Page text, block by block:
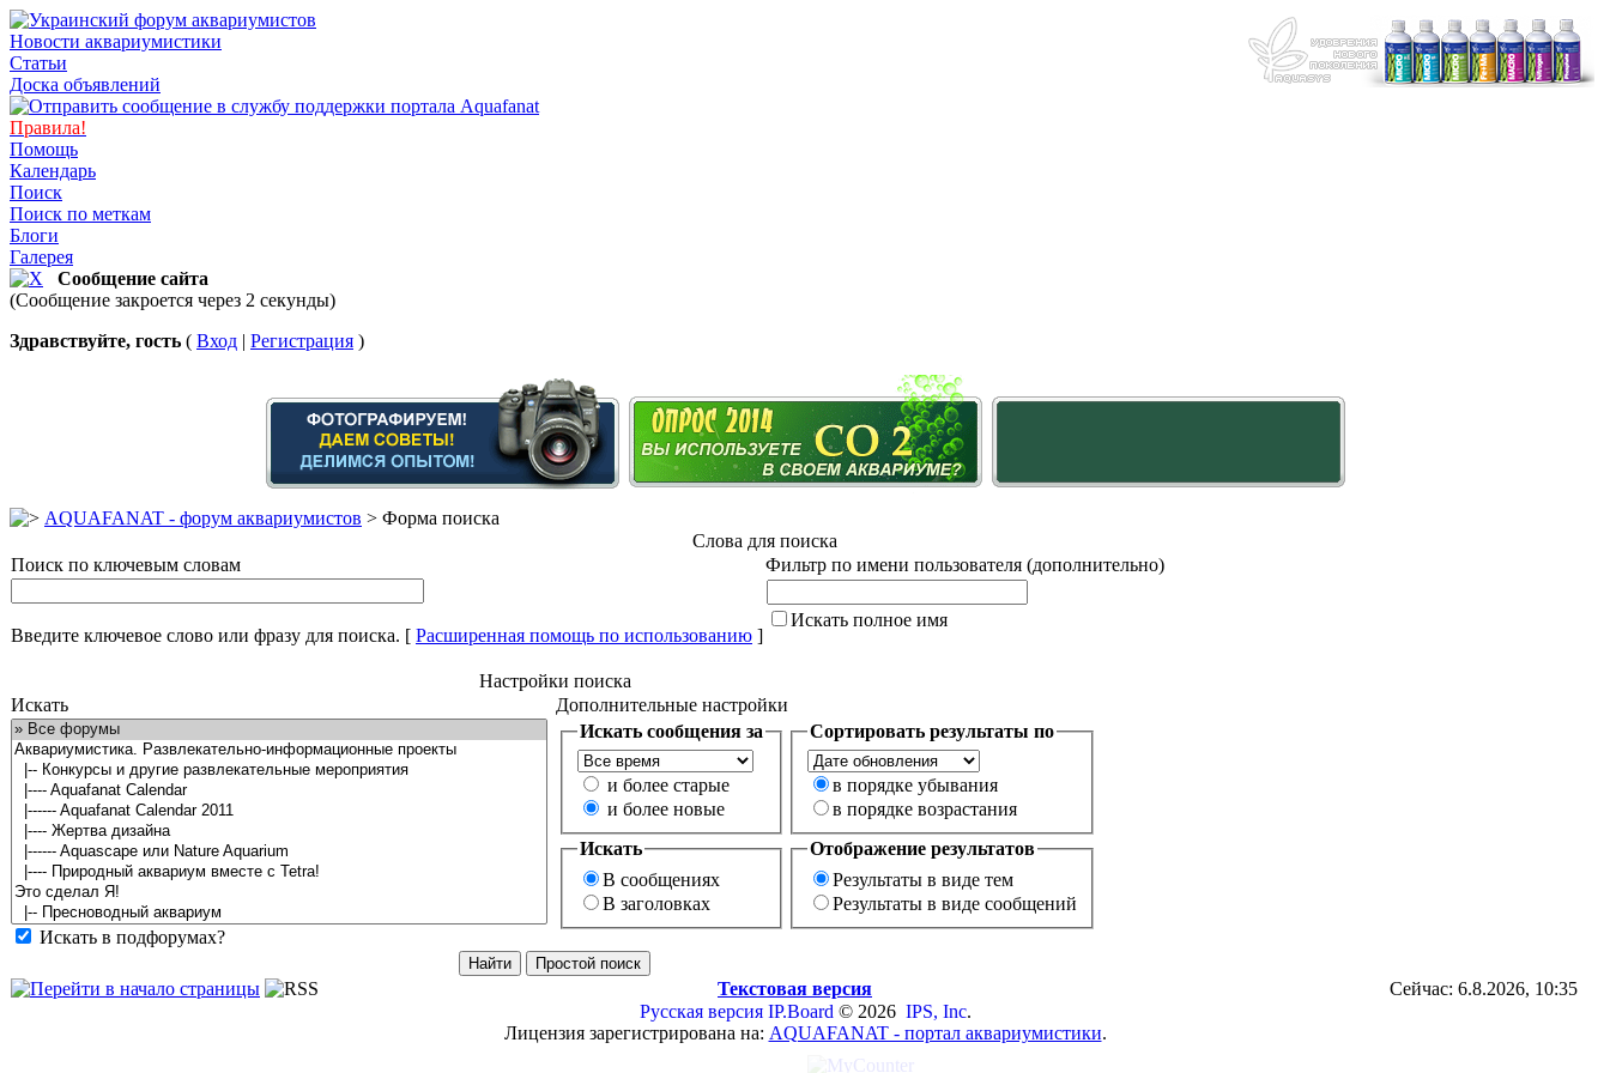
Новости аквариумистики
Статьи
Доска объявлений
Правила!
Помощь
Календарь
Поиск
Поиск по меткам
Блоги
Галерея
Сообщение сайта
(Сообщение закроется через 2 секунды)
Здравствуйте, гость ( Вход | Регистрация )
AQUAFANAT - форум аквариумистов > Форма поиска
Слова для поиска
Поиск по ключевым словам
Фильтр по имени пользователя (дополнительно)
Введите ключевое слово или фразу для поиска. [ Расширенная помощь по использованию ]
Искать полное имя
Настройки поиска
Искать
Дополнительные настройки
Искать в подфорумах?
Искать сообщения за
и более старые
и более новые
Сортировать результаты по
в порядке убывания
в порядке возрастания
Искать
В сообщениях
В заголовках
Отображение результатов
Результаты в виде тем
Результаты в виде сообщений
Текстовая версия
Сейчас: 6.8.2026, 10:35
Русская версия IP.Board © 2026 IPS, Inc.
Лицензия зарегистрирована на: AQUAFANAT - портал аквариумистики.